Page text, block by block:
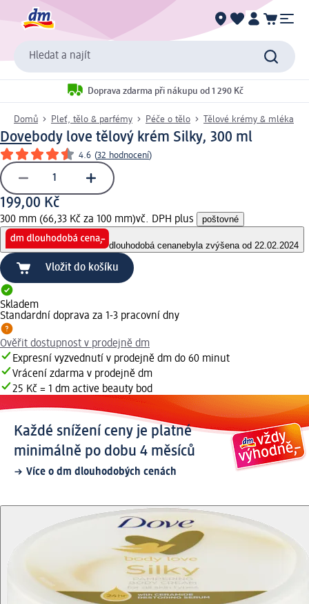
Hledat a najít
Doprava zdarma při nákupu od 1 290 Kč
Domů Pleť, tělo & parfémy Péče o tělo Tělové krémy & mléka
Dovebody love tělový krém Silky, 300 ml
4.6 (32 hodnocení)
199,00 Kč
300 mm (66,33 Kč za 100 mm)vč. DPH plus poštovné
dlouhodobá cenanebyla zvýšena od 22.02.2024
Vložit do košíku
Skladem
Standardní doprava za 1-3 pracovní dny
Ověřit dostupnost v prodejně dm
Expresní vyzvednutí v prodejně dm do 60 minut
Vrácení zdarma v prodejně dm
25 Kč = 1 dm active beauty bod
Každé snížení ceny je platné
minimálně po dobu 4 měsíců
Více o dm dlouhodobých cenách